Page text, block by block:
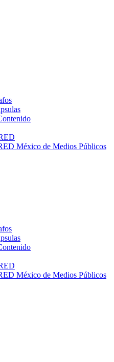
México de Medios Públicos
México de Medios Públicos